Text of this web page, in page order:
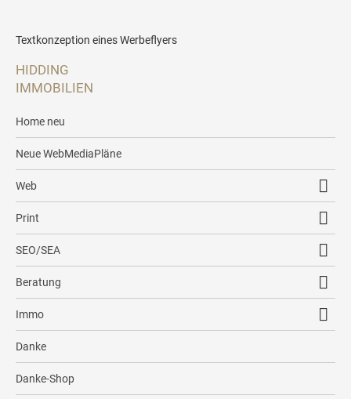
HIDDING
IMMOBILIEN
Home neu
Neue WebMediaPläne
Web
Social Media
E-Mail Briefpapier
Professioneller Newsletter
Textkonzeption
Webtools
Print
Logo
Visitenkarte
Briefpapier
Briefumschlag
Firmenmappen
SEO/SEA
WebMediaPlan
SEO2Go
AdWords
Remarketing
Beratung
Analyse
Strategieentwicklung
Methoden
Immo
Shop
Responsive2Go Immo Angebot
Danke
Danke-Shop
Textkonzeption eines Werbeflyers